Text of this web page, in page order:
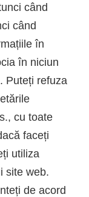
când
când
în
în niciun
Puteți refuza
cu toate
faceți
utiliza
site web.
de acord